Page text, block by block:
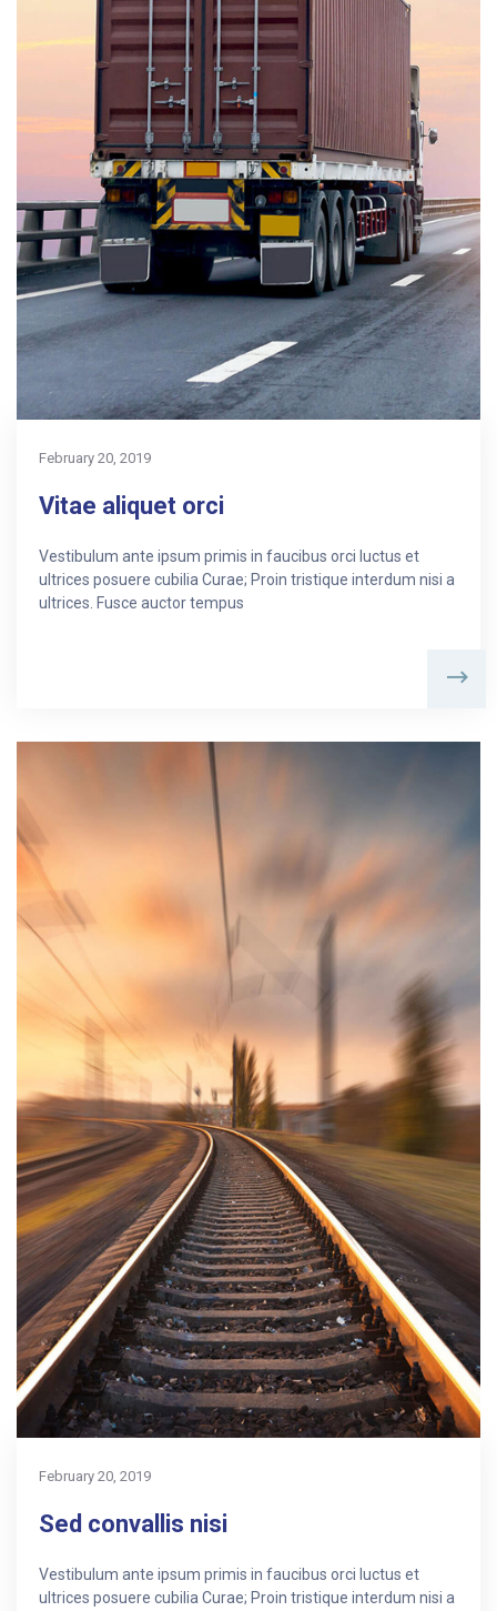
February 20, 2019
Vitae aliquet orci
Vestibulum ante ipsum primis in faucibus orci luctus et
ultrices posuere cubilia Curae; Proin tristique interdum nisi a
ultrices. Fusce auctor tempus
February 20, 2019
Sed convallis nisi
Vestibulum ante ipsum primis in faucibus orci luctus et
ultrices posuere cubilia Curae; Proin tristique interdum nisi a